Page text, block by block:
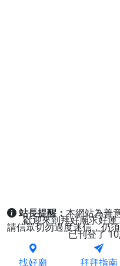
站長提醒：本網站為善
請信眾切勿過度迷信，仍
歡迎來到拜好廟求好
已刊登了
找好廟 拜拜指南